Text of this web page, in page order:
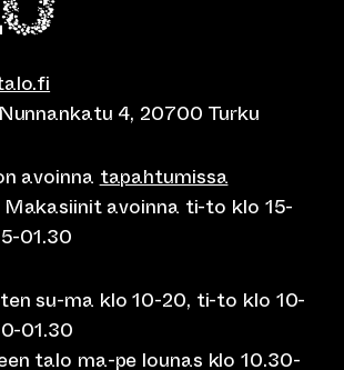
4, 20700 Turku
avoinna tapahtumissa
avoinna ti-to klo 15-
01.30
su-ma klo 10-20, ti-to klo 10-
01.30
talo ma-pe lounas klo 10.30-